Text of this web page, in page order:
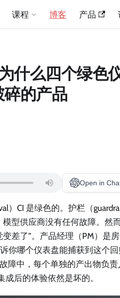
课程 博客 产品
什么四个绿色
的产品
Open in
）CI 是绿色的。护栏（
型供应商没有任何故障。然
差了”。产品经理（PM）是
你哪个仪表盘能捕获到这个
障中，每个单独的产出物负
后的体验依然是坏的。